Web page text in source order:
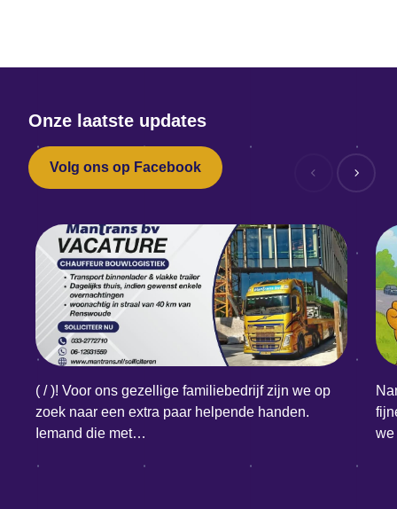
Onze laatste updates
Volg ons op Facebook
( / )! Voor ons gezellige familiebedrijf zijn we op
zoek naar een extra paar helpende handen.
Iemand die met…